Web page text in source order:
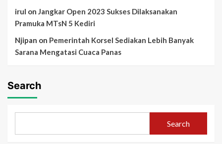
irul on Jangkar Open 2023 Sukses Dilaksanakan
Pramuka MTsN 5 Kediri
Njipan on Pemerintah Korsel Sediakan Lebih Banyak
Sarana Mengatasi Cuaca Panas
Search
Search